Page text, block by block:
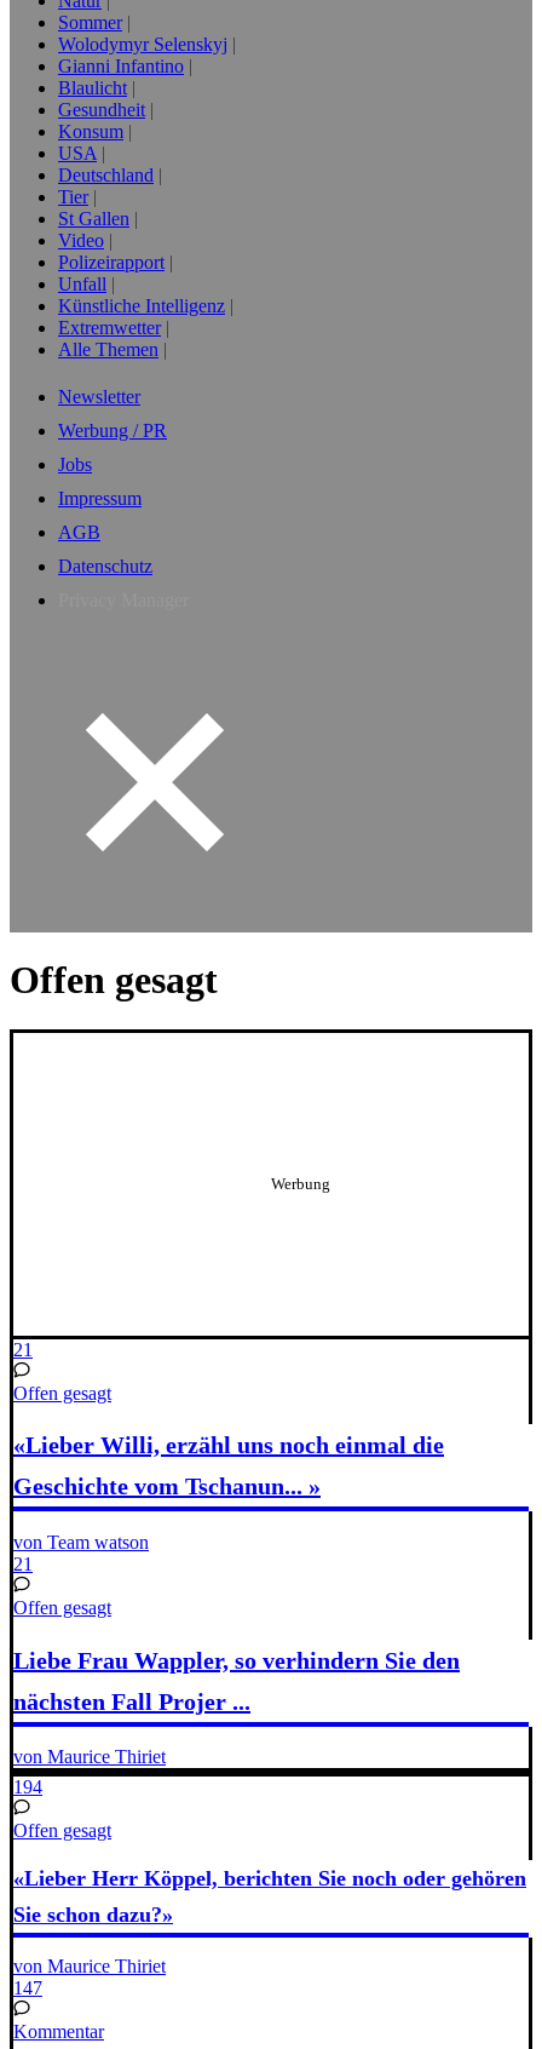
Sommer
Wolodymyr Selenskyj
Gianni Infantino
Blaulicht
Gesundheit
Konsum
USA
Deutschland
Tier
St Gallen
Video
Polizeirapport
Unfall
Künstliche Intelligenz
Extremwetter
Alle Themen
Newsletter
Werbung / PR
Jobs
Impressum
AGB
Datenschutz
Offen gesagt
21
Offen gesagt
«Lieber Willi, erzähl uns noch einmal die
Geschichte vom Tschanun... »
von Team watson
21
Offen gesagt
Liebe Frau Wappler, so verhindern Sie den
nächsten Fall Projer ...
von Maurice Thiriet
194
Offen gesagt
«Lieber Herr Köppel, berichten Sie noch oder gehören
Sie schon dazu?»
von Maurice Thiriet
147
Kommentar